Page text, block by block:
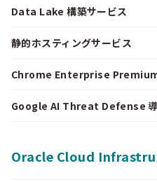
Data Lake 構築サービス
静的ホスティングサービス
Chrome Enterprise Premium
Google AI Threat Defense 導
Oracle Cloud